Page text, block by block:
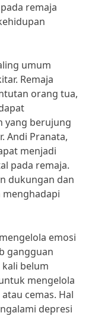
remaja
umum
Remaja
orang tua,
yang berujung
Andi Pranata,
menjadi
pada remaja.
dukungan dan
menghadapi
emosi
gangguan
belum
mengelola
cemas. Hal
depresi